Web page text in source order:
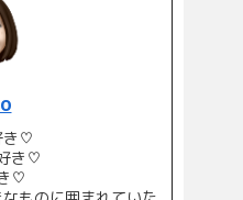
き♡
き♡
♡